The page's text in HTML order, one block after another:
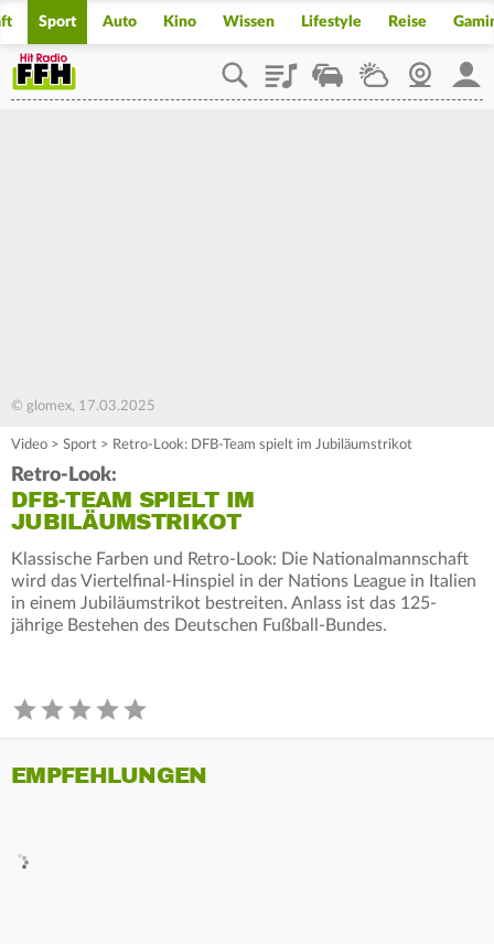
Sport Auto Kino Wissen Lifestyle Reise
PlaylistStaupilotWetterWebcam
© glomex, 17.03.2025
Video > Sport > Retro-Look: DFB-Team spielt im Jubiläumstrikot
Retro-Look:
DFB-TEAM SPIELT IM
JUBILÄUMSTRIKOT
Klassische Farben und Retro-Look: Die Nationalmannschaft
wird das Viertelfinal-Hinspiel in der Nations League in Italien
in einem Jubiläumstrikot bestreiten. Anlass ist das 125-
jährige Bestehen des Deutschen Fußball-Bundes.
EMPFEHLUNGEN